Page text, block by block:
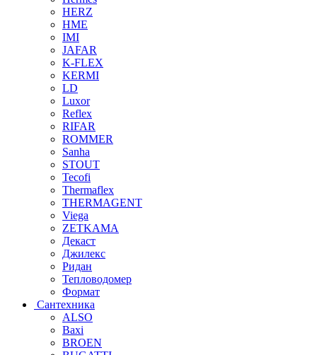
HERZ
HME
IMI
JAFAR
K-FLEX
KERMI
LD
Luxor
Reflex
RIFAR
ROMMER
Sanha
STOUT
Tecofi
Thermaflex
THERMAGENT
Viega
ZETKAMA
Декаст
Джилекс
Ридан
Тепловодомер
Формат
Сантехника
ALSO
Baxi
BROEN